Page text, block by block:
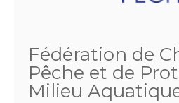
Fédération de
Pêche et de
Milieu